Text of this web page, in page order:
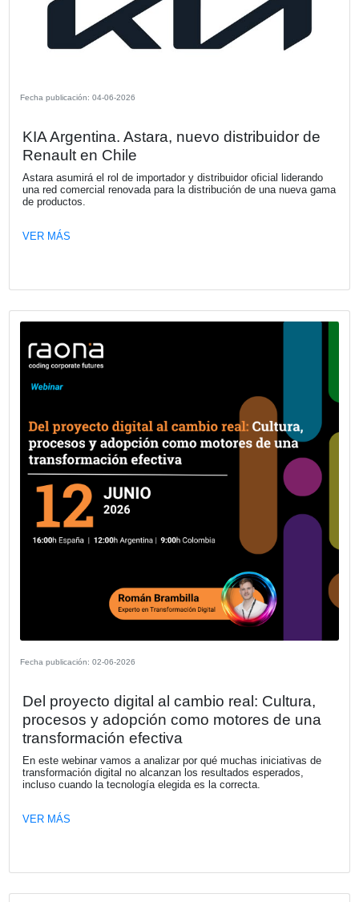
oficialmente el inicio de la preventa digital de la Kia
partir de hoy, los clientes pueden reservar de forma
nueva propuesta de la marca que replanteará el mundo
VER MÁS
Fecha publicación: 11-06-2026
Concluye con éxito la 1ª Ronda de
el GCBA y FUNIBER
En el marco de la celebración de su 8º Aniversario, la
Innovación y Desarrollo (FIDBAN) celebró el jueves 4 de
1ª Ronda de Inversores en Argentina. El evento,
las instalaciones de FUNIBER en la Ciudad Autónoma
tecnológica del país.
VER MÁS